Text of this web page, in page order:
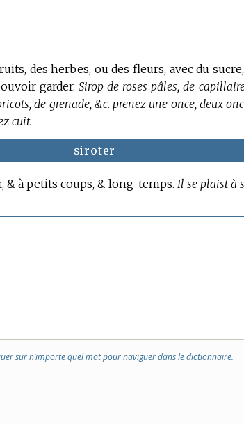
des herbes, ou des fleurs, avec du
garder. Sirop de roses pâles, de
de grenade, &c. prenez une once, deux
cuit.
siroter
& à petits coups, & long-temps. Il se plaist à
sur n’importe quel mot pour naviguer dans le dictionnaire.